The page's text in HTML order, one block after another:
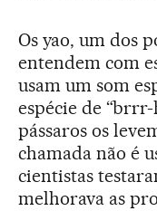
Os yao, um dos
entendem com
usam um som
espécie de
pássaros os
chamada não é
cientistas
melhorava as